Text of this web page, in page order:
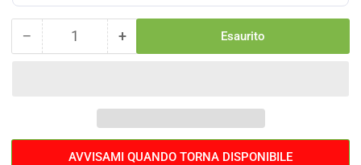
− Diminuisci
3.8
Quantità +Aumenta
Focus
Whistler
3.8
Esaurito
AVVISAMI QUANDO TORNA DISPONIBILE